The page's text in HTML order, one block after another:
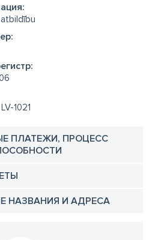
1021
ПЛАТЕЖИ, ПРОЦЕСС
НАЗВАНИЯ И АДРЕСА